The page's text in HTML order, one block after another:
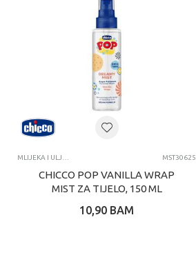
MLIJEKA I ULJA ZA TIJELO MST30625
CHICCO POP VANILLA WRAP
MIST ZA TIJELO, 150 ML
10,90 BAM